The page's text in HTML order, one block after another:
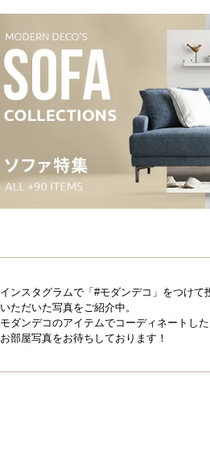
インスタグラムで「#モダンデコ」をつけて
いただいた写真をご紹介中。
モダンデコのアイテムでコーディネートし
お部屋写真をお待ちしております！